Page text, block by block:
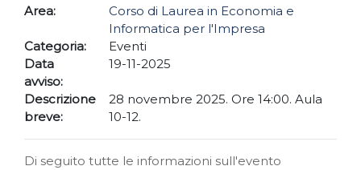
Area:
Corso di Laurea in Economia e
Informatica per l'Impresa
Categoria:
Eventi
Data
avviso:
19-11-2025
Descrizione
breve:
28 novembre 2025. Ore 14:00. Aula
10-12.
Di seguito tutte le informazioni sull'evento